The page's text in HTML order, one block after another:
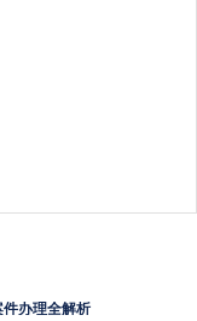
办理全解析